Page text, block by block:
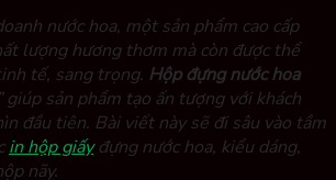
nước hoa, một sản phẩm cao cấp
lượng hương thơm mà còn được thể
tế, sang trọng. Hộp đựng nước hoa
giúp sản phẩm tạo ấn tượng với khách
đầu tiên. Bài viết này sẽ đi sâu vào tầm
in hộp giấyđựng nước hoa, kiểu dáng,
nãy.